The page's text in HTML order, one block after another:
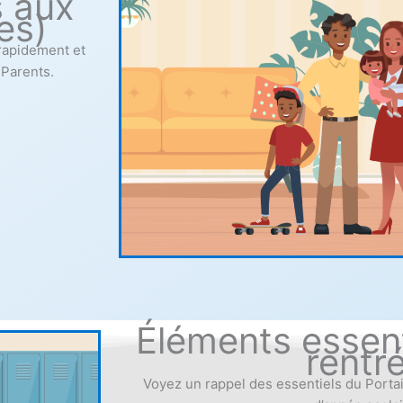
et
Éléments
Voyez un rappel des essentiels du